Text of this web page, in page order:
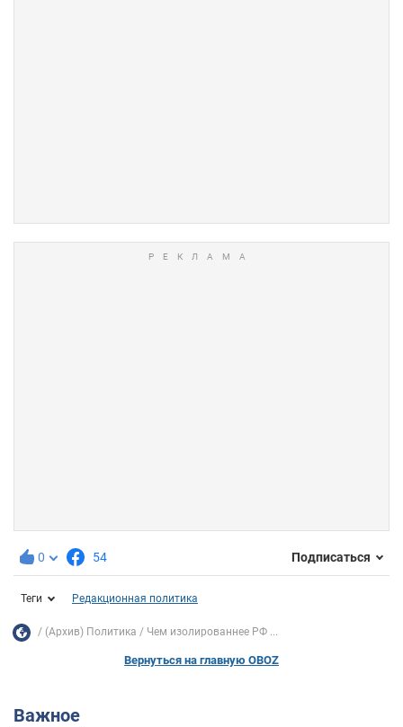
0 54 Подписаться
Теги Редакционная политика
(Архив) Политика Чем изолированнее РФ ...
Вернуться на главную OBOZ
Важное